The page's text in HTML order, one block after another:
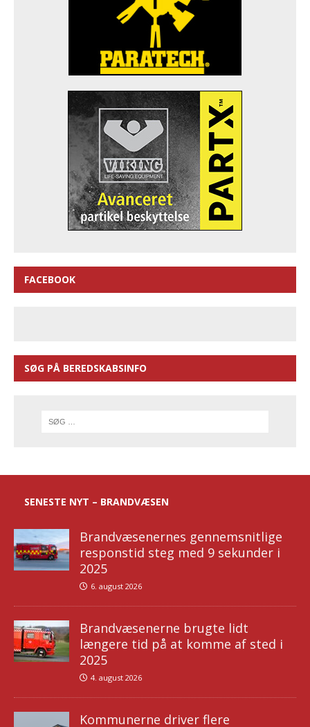
FACEBOOK
SØG PÅ BEREDSKABSINFO
SENESTE NYT – BRANDVÆSEN
Brandvæsenernes gennemsnitlige
responstid steg med 9 sekunder i
2025
6. august 2026
Brandvæsenerne brugte lidt
længere tid på at komme af sted i
2025
4. august 2026
Kommunerne driver flere